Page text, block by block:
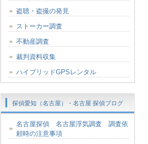
盗聴・盗撮の発見
ストーカー調査
不動産調査
裁判資料収集
ハイブリッドGPSレンタル
探偵愛知（名古屋）・名古屋 探偵ブログ
名古屋探偵 名古屋浮気調査 調査依
頼時の注意事項